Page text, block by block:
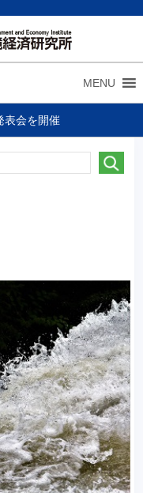
MENU
表会を開催